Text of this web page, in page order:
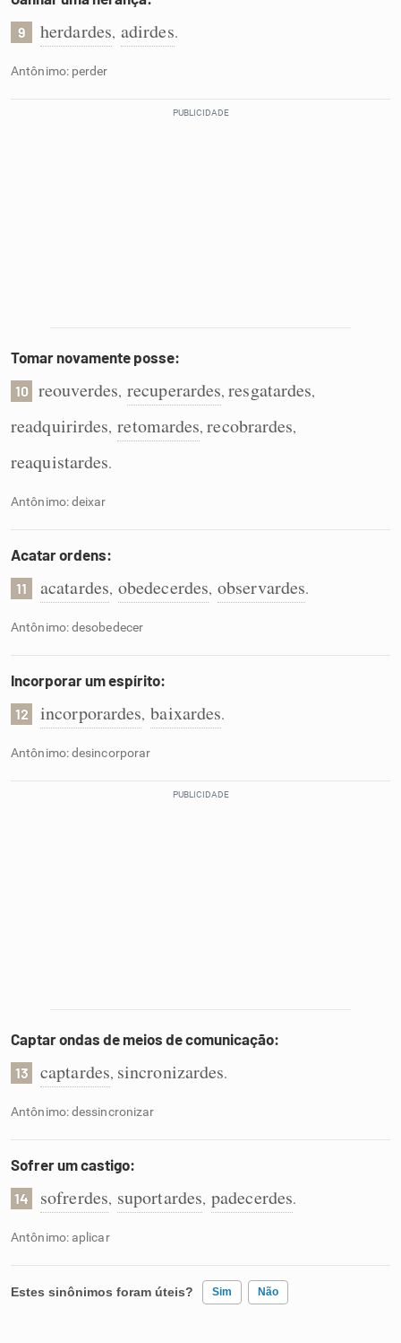
9 herdardes, adirdes.
Antônimo: perder
Tomar novamente posse:
10 reouverdes, recuperardes,resgatardes,
readquirirdes, retomardes,recobrardes,
reaquistardes.
Antônimo: deixar
Acatar ordens:
11 acatardes, obedecerdes, observardes.
Antônimo: desobedecer
Incorporar um espírito:
12 incorporardes, baixardes.
Antônimo: desincorporar
Captar ondas de meios de comunicação:
13 captardes, sincronizardes.
Antônimo: dessincronizar
Sofrer um castigo:
14 sofrerdes, suportardes, padecerdes.
Antônimo: aplicar
Estes sinônimos foram úteis? Sim Não